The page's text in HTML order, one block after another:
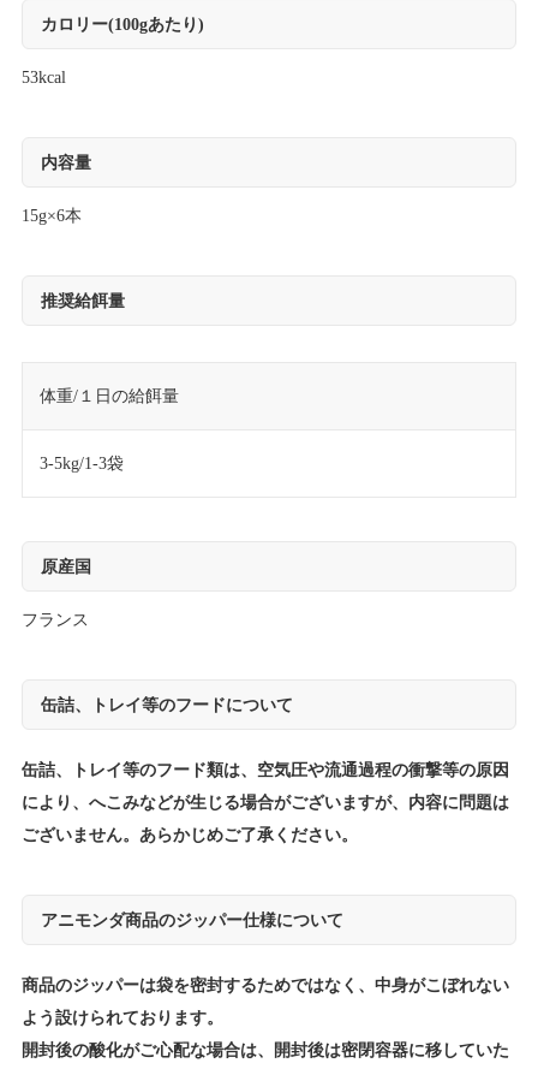
カロリー(100gあたり)
53kcal
内容量
15g×6本
推奨給餌量
体重/１日の給餌量
3-5kg/1-3袋
原産国
フランス
缶詰、トレイ等のフードについて
缶詰、トレイ等のフード類は、空気圧や流通過程の衝撃等の原因
により、へこみなどが生じる場合がございますが、内容に問題は
ございません。あらかじめご了承ください。
アニモンダ商品のジッパー仕様について
商品のジッパーは袋を密封するためではなく、中身がこぼれない
よう設けられております。
開封後の酸化がご心配な場合は、開封後は密閉容器に移していた